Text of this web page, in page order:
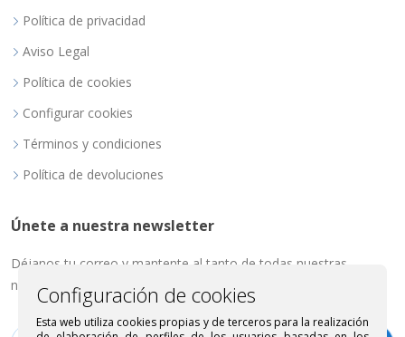
Política de privacidad
Aviso Legal
Política de cookies
Configurar cookies
Términos y condiciones
Política de devoluciones
Únete a nuestra newsletter
Déjanos tu correo y mantente al tanto de todas nuestras
novedades.
Configuración de cookies
Esta web utiliza cookies propias y de terceros para la realización